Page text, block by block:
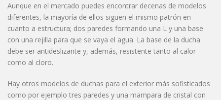
Aunque en el mercado puedes encontrar decenas de modelos
diferentes, la mayoría de ellos siguen el mismo patrón en
cuanto a estructura; dos paredes formando una L y una base
con una rejilla para que se vaya el agua. La base de la ducha
debe ser antideslizante y, además, resistente tanto al calor
como al cloro.
Hay otros modelos de duchas para el exterior más sofisticados
como por ejemplo tres paredes y una mampara de cristal con